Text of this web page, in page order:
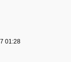
01:28